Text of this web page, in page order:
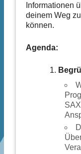
Informationen
deinem Weg
können.
Agenda: